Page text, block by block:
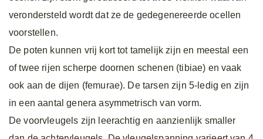
verondersteld wordt dat ze de gedegenereerde ocellen
voorstellen.
De poten kunnen vrij kort tot tamelijk zijn en meestal een
of twee rijen scherpe doornen schenen (tibiae) en vaak
ook aan de dijen (femurae). De tarsen zijn 5-ledig en zijn
in een aantal genera asymmetrisch van vorm.
De voorvleugels zijn leerachtig en aanzienlijk smaller